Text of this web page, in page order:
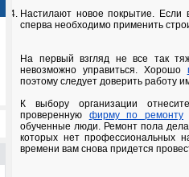
Настилают новое покрытие. Если
сперва необходимо применить
На первый взгляд не все так
невозможно управиться. Хорошо
поэтому следует доверить работу
К выбору организации
проверенную фирму по ремонту
обученные люди. Ремонт пола
которых нет профессиональных
времени вам снова придется